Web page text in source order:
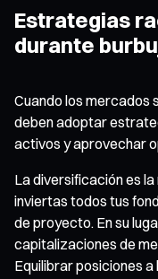
Estrategias
durante
Cuando los mercados
deben adoptar
activos y aprovechar
La diversificación es
inviertas todos tus
de proyecto. En su
capitalizaciones de
Equilibrar posiciones